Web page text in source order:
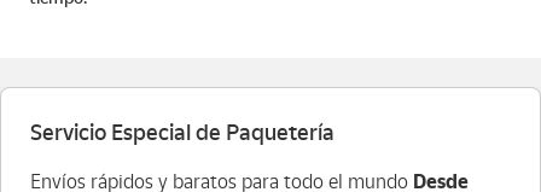
Servicio Especial de Paquetería
Envíos rápidos y baratos para todo el mundo Desde